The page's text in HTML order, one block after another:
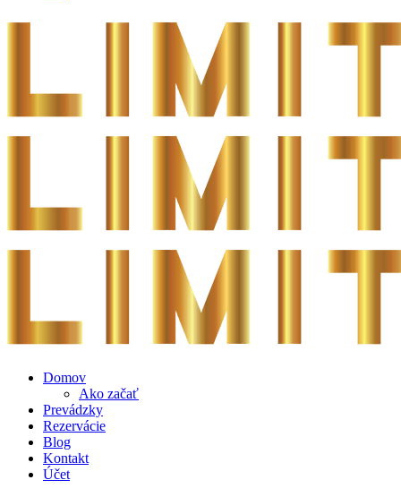
Domov
Ako začať
Prevádzky
Rezervácie
Blog
Kontakt
Účet